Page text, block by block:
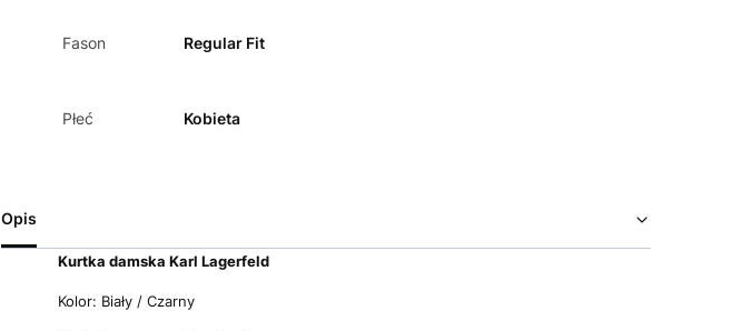
Fason Regular Fit
Płeć Kobieta
Opis
Kurtka damska Karl Lagerfeld
Kolor: Biały / Czarny